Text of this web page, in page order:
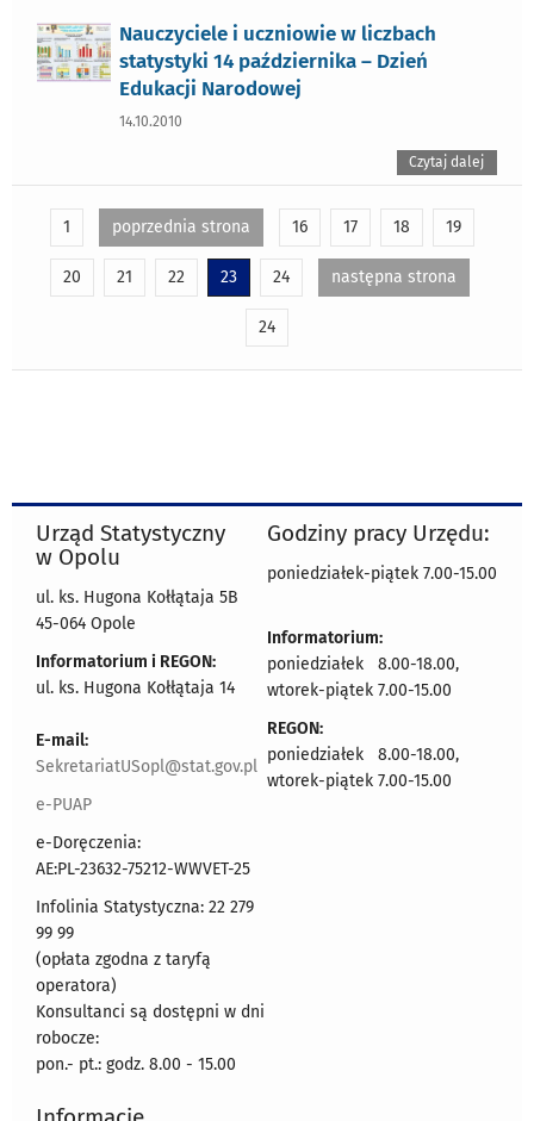
Nauczyciele i uczniowie w liczbach
statystyki 14 października – Dzień
Edukacji Narodowej
14.10.2010
Czytaj dalej
1 poprzednia strona 16 17 18 19
20 21 22 23 24 następna strona
24
Urząd Statystyczny
w Opolu
ul. ks. Hugona Kołłątaja 5B
45-064 Opole
Informatorium i REGON:
ul. ks. Hugona Kołłątaja 14
E-mail:
SekretariatUSopl@stat.gov.pl
e-PUAP
e-Doręczenia:
AE:PL-23632-75212-WWVET-25
Infolinia Statystyczna: 22 279
99 99
(opłata zgodna z taryfą
operatora)
Konsultanci są dostępni w dni
robocze:
pon.- pt.: godz. 8.00 - 15.00
Godziny pracy Urzędu:
poniedziałek-piątek 7.00-15.00
Informatorium:
poniedziałek 8.00-18.00,
wtorek-piątek 7.00-15.00
REGON:
poniedziałek 8.00-18.00,
wtorek-piątek 7.00-15.00